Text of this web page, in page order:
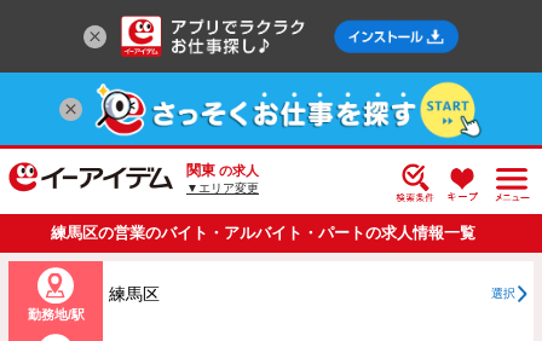
関東 の求人
▼エリア変更
練馬区の営業のバイト・アルバイト・パートの求人情報一覧
勤務地/駅
練馬区 選択